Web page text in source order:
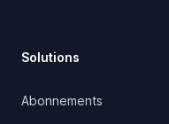
Solutions
Abonnements